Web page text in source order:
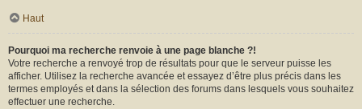
Haut
Pourquoi ma recherche renvoie à une page blanche ?!
Votre recherche a renvoyé trop de résultats pour que le serveur puisse les
afficher. Utilisez la recherche avancée et essayez d’être plus précis dans les
termes employés et dans la sélection des forums dans lesquels vous souhaitez
effectuer une recherche.